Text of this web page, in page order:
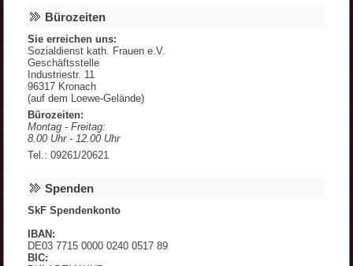
Bürozeiten
Sie erreichen uns:
Sozialdienst kath. Frauen e.V.
Geschäftsstelle
Industriestr. 11
96317 Kronach
(auf dem Loewe-Gelände)
Bürozeiten:
Montag - Freitag:
8.00 Uhr - 12.00 Uhr
Tel.: 09261/20621
Spenden
SkF Spendenkonto
IBAN:
DE03 7715 0000 0240 0517 89
BIC: